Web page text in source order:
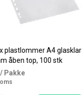
plastlommer A4 glasklar
åben top, 100 stk
/ Pakke